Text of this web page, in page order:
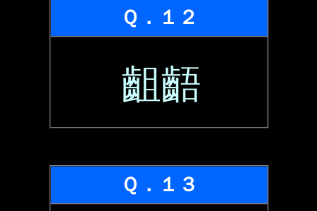
Ｑ．１２
齟齬
Ｑ．１３